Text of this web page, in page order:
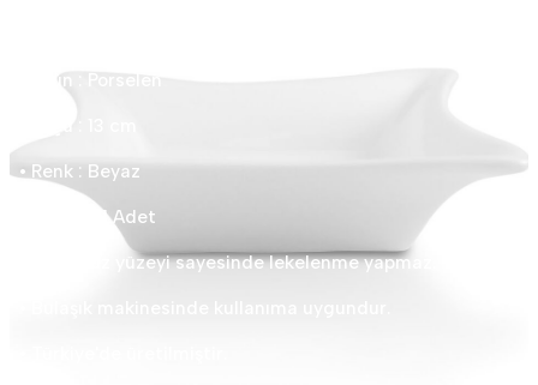
• Ürün : Porselen
• Renk : Beyaz
• Miktar : 1 Adet
• Pürüzsüz yüzeyi sayesinde lekelenme yapmaz.